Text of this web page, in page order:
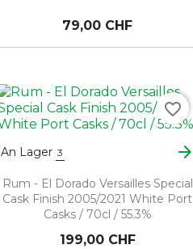
79,00 CHF
An Lager 3 arrow_forward
Rum - El Dorado Versailles Special
Cask Finish 2005/2021 White Port
Casks / 70cl / 55.3%
199,00 CHF
favorite_border